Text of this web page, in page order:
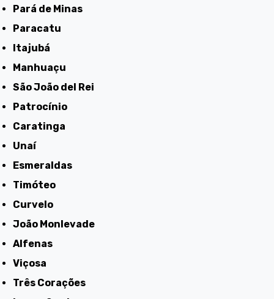
Pará de Minas
Paracatu
Itajubá
Manhuaçu
São João del Rei
Patrocínio
Caratinga
Unaí
Esmeraldas
Timóteo
Curvelo
João Monlevade
Alfenas
Viçosa
Três Corações